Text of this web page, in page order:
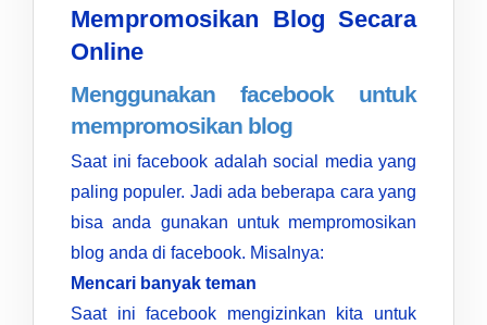
Mempromosikan Blog Secara
Online
Menggunakan facebook untuk
mempromosikan blog
Saat ini facebook adalah social media yang
paling populer. Jadi ada beberapa cara yang
bisa anda gunakan untuk mempromosikan
blog anda di facebook. Misalnya:
Mencari banyak teman
Saat ini facebook mengizinkan kita untuk